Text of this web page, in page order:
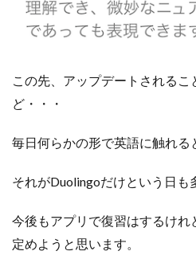
この先、アップデートされる
ど・・・
毎日何らかの形で英語に触れる
それがDuolingoだけという日も
今後もアプリで復習はするけ
定めようと思います。